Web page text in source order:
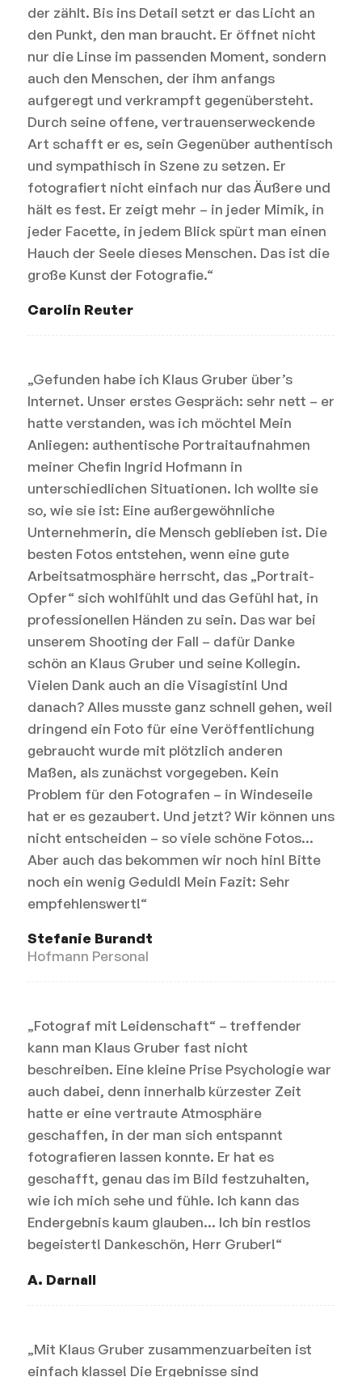
der zählt. Bis ins Detail setzt er das Licht an
den Punkt, den man braucht. Er öffnet nicht
nur die Linse im passenden Moment, sondern
auch den Menschen, der ihm anfangs
aufgeregt und verkrampft gegenübersteht.
Durch seine offene, vertrauenserweckende
Art schafft er es, sein Gegenüber authentisch
und sympathisch in Szene zu setzen. Er
fotografiert nicht einfach nur das Äußere und
hält es fest. Er zeigt mehr – in jeder Mimik, in
jeder Facette, in jedem Blick spürt man einen
Hauch der Seele dieses Menschen. Das ist die
große Kunst der Fotografie.“
Carolin Reuter
„Gefunden habe ich Klaus Gruber über’s
Internet. Unser erstes Gespräch: sehr nett – er
hatte verstanden, was ich möchte! Mein
Anliegen: authentische Portraitaufnahmen
meiner Chefin Ingrid Hofmann in
unterschiedlichen Situationen. Ich wollte sie
so, wie sie ist: Eine außergewöhnliche
Unternehmerin, die Mensch geblieben ist. Die
besten Fotos entstehen, wenn eine gute
Arbeitsatmosphäre herrscht, das „Portrait-
Opfer“ sich wohlfühlt und das Gefühl hat, in
professionellen Händen zu sein. Das war bei
unserem Shooting der Fall – dafür Danke
schön an Klaus Gruber und seine Kollegin.
Vielen Dank auch an die Visagistin! Und
danach? Alles musste ganz schnell gehen, weil
dringend ein Foto für eine Veröffentlichung
gebraucht wurde mit plötzlich anderen
Maßen, als zunächst vorgegeben. Kein
Problem für den Fotografen – in Windeseile
hat er es gezaubert. Und jetzt? Wir können uns
nicht entscheiden – so viele schöne Fotos…
Aber auch das bekommen wir noch hin! Bitte
noch ein wenig Geduld! Mein Fazit: Sehr
empfehlenswert!“
Stefanie Burandt
Hofmann Personal
„Fotograf mit Leidenschaft“ – treffender
kann man Klaus Gruber fast nicht
beschreiben. Eine kleine Prise Psychologie war
auch dabei, denn innerhalb kürzester Zeit
hatte er eine vertraute Atmosphäre
geschaffen, in der man sich entspannt
fotografieren lassen konnte. Er hat es
geschafft, genau das im Bild festzuhalten,
wie ich mich sehe und fühle. Ich kann das
Endergebnis kaum glauben… Ich bin restlos
begeistert! Dankeschön, Herr Gruber!“
A. Darnall
„Mit Klaus Gruber zusammenzuarbeiten ist
einfach klasse! Die Ergebnisse sind